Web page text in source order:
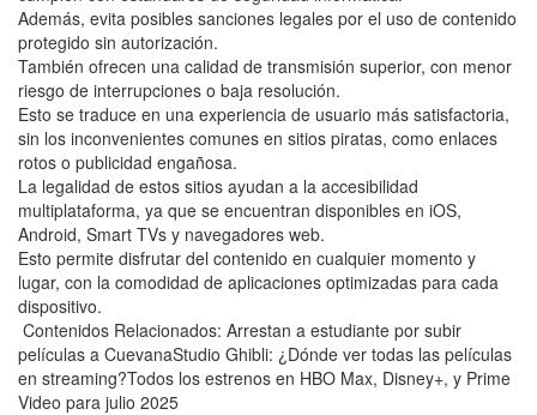
Además, evita posibles sanciones legales por el uso de contenido
protegido sin autorización.
También ofrecen una calidad de transmisión superior, con menor
riesgo de interrupciones o baja resolución.
Esto se traduce en una experiencia de usuario más satisfactoria,
sin los inconvenientes comunes en sitios piratas, como enlaces
rotos o publicidad engañosa.
La legalidad de estos sitios ayudan a la accesibilidad
multiplataforma, ya que se encuentran disponibles en iOS,
Android, Smart TVs y navegadores web.
Esto permite disfrutar del contenido en cualquier momento y
lugar, con la comodidad de aplicaciones optimizadas para cada
dispositivo.
Contenidos Relacionados: Arrestan a estudiante por subir
películas a CuevanaStudio Ghibli: ¿Dónde ver todas las películas
en streaming?Todos los estrenos en HBO Max, Disney+, y Prime
Video para julio 2025